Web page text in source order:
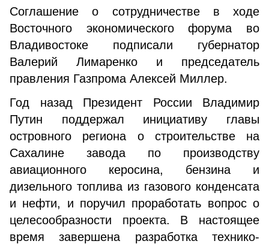
Соглашение о сотрудничестве в ходе
Восточного экономического форума во
Владивостоке подписали губернатор
Валерий Лимаренко и председатель
правления Газпрома Алексей Миллер.
Год назад Президент России Владимир
Путин поддержал инициативу главы
островного региона о строительстве на
Сахалине завода по производству
авиационного керосина, бензина и
дизельного топлива из газового конденсата
и нефти, и поручил проработать вопрос о
целесообразности проекта. В настоящее
время завершена разработка технико-